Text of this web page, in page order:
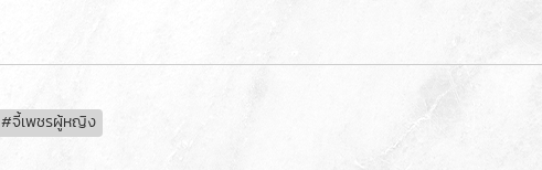
#จี้เพชรผู้หญิง